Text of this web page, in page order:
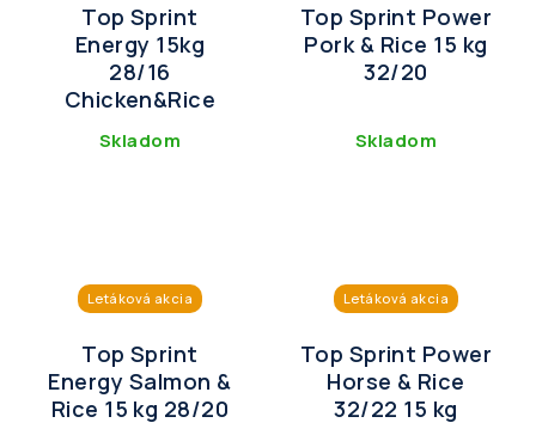
Top Sprint
Energy 15kg
28/16
Chicken&Rice
Skladom
Top Sprint Power
Pork & Rice 15 kg
32/20
Skladom
Letáková akcia
Top Sprint
Energy Salmon &
Rice 15 kg 28/20
Letáková akcia
Top Sprint Power
Horse & Rice
32/22 15 kg